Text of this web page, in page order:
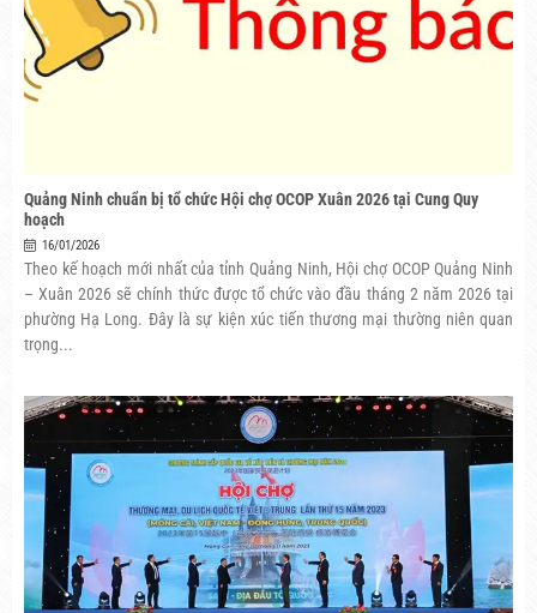
Quảng Ninh chuẩn bị tổ chức Hội chợ OCOP Xuân 2026 tại Cung Quy
hoạch
16/01/2026
Theo kế hoạch mới nhất của tỉnh Quảng Ninh, Hội chợ OCOP Quảng Ninh
– Xuân 2026 sẽ chính thức được tổ chức vào đầu tháng 2 năm 2026 tại
phường Hạ Long. Đây là sự kiện xúc tiến thương mại thường niên quan
trọng...